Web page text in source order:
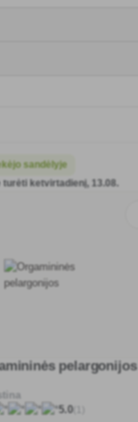
sandėlyje
turėti ketvirtadienį, 13.08.
pelargonijos
5.0(1)